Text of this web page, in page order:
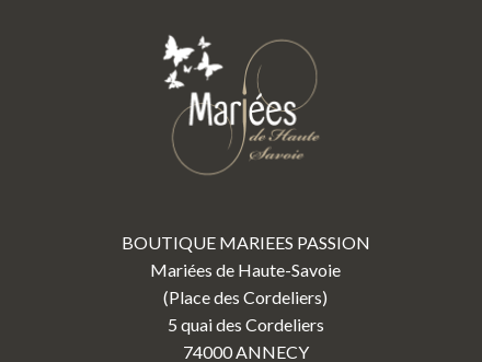
BOUTIQUE MARIEES PASSION
Mariées de Haute-Savoie
(Place des Cordeliers)
5 quai des Cordeliers
74000 ANNECY